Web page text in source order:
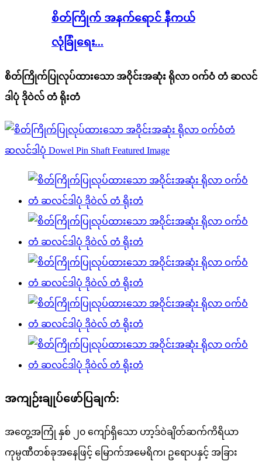
စိတ်ကြိုက် အနက်ရောင် နီကယ်
လုံခြုံရေး...
စိတ်ကြိုက်ပြုလုပ်ထားသော အဝိုင်းအဆုံး ရိုလာ ဝက်ဝံ တံ ဆလင်
ဒါပုံ ဒိုဝဲလ် တံ ရိုးတံ
အကျဉ်းချုပ်ဖော်ပြချက်:
အတွေ့အကြုံ နှစ် ၂၀ ကျော်ရှိသော ဟာ့ဒ်ဝဲချိတ်ဆက်ကိရိယာ
ကုမ္ပဏီတစ်ခုအနေဖြင့် မြောက်အမေရိက၊ ဥရောပနှင့် အခြား